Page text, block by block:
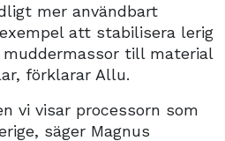
mer användbart
att stabilisera lerig
till material
förklarar Allu.
vi visar processorn som
säger Magnus